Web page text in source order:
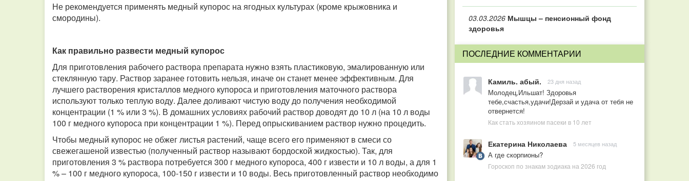
Не рекомендуется применять медный купорос на ягодных культурах (кроме крыжовника и
смородины).
Как правильно развести медный купорос
Для приготовления рабочего раствора препарата нужно взять пластиковую, эмалированную или
стеклянную тару. Раствор заранее готовить нельзя, иначе он станет менее эффективным. Для
лучшего растворения кристаллов медного купороса и приготовления маточного раствора
используют только теплую воду. Далее доливают чистую воду до получения необходимой
концентрации (1 % или 3 %). В домашних условиях рабочий раствор доводят до 10 л (на 10 л воды
100 г медного купороса при концентрации 1 %). Перед опрыскиванием раствор нужно процедить.
Чтобы медный купорос не обжег листья растений, чаще всего его применяют в смеси со
свежегашеной известью (полученный раствор называют бордоской жидкостью). Так, для
приготовления 3 % раствора потребуется 300 г медного купороса, 400 г извести и 10 л воды, а для 1
% – 100 г медного купороса, 100-150 г извести и 10 воды. Весь приготовленный раствор необходимо
03.03.2026 Мышцы – пенсионный фонд
здоровья
ПОСЛЕДНИЕ КОММЕНТАРИИ
Камиль. абый. 23 дня назад
Молодец,Ильшат! Здоровья
тебе,счастья,удачи!Дерзай и удача от тебя не
отвернется!
Как стать хозяином пасеки в 10 лет
Екатерина Николаева 5 месяцев назад
А где скорпионы?
Гороскоп по знакам зодиака на 2026 год